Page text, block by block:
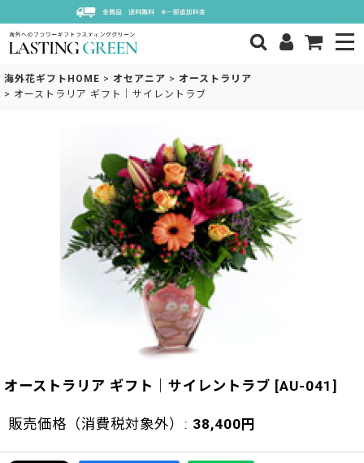
海外花ギフトHOME > オセアニア > オーストラリア
> オーストラリア ギフト｜サイレントラブ
オーストラリア ギフト｜サイレントラブ [AU-041 ]
販売価格（消費税対象外） : 38,400 円